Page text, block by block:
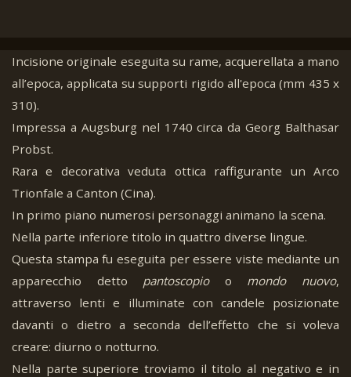
Incisione originale eseguita su rame, acquerellata a mano
all’epoca, applicata su supporti rigido all'epoca (mm 435 x
310).
Impressa a Augsburg nel 1740 circa da Georg Balthasar
Probst.
Rara e decorativa veduta ottica raffigurante un Arco
Trionfale a Canton (Cina).
In primo piano numerosi personaggi animano la scena.
Nella parte inferiore titolo in quattro diverse lingue.
Questa stampa fu eseguita per essere viste mediante un
apparecchio detto pantoscopioo mondo nuovo,
attraverso lenti e illuminate con candele posizionate
davanti o dietro a seconda dell’effetto che si voleva
creare: diurno o notturno.
Nella parte superiore troviamo il titolo al negativo e in